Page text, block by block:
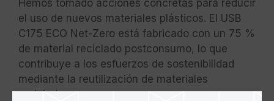
Hemos tomado acciones concretas para reducir
el uso de nuevos materiales plásticos. El USB
C175 ECO Net-Zero está fabricado con un 75 %
de material reciclado postconsumo, lo que
contribuye a los esfuerzos de sostenibilidad
mediante la reutilización de materiales
reciclados.